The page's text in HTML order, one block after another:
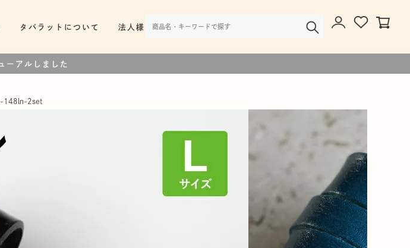
タバラットについて 法人様・大口注文のご相談
ーアルしました
148ln-2set